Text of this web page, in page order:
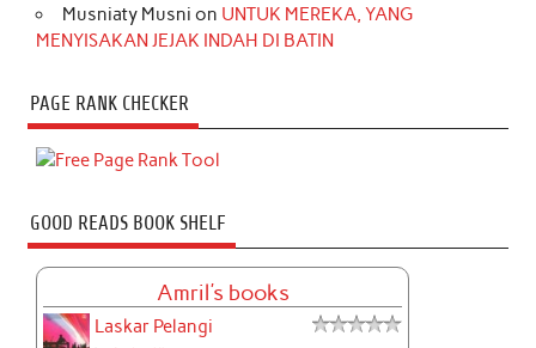
Musniaty Musni on UNTUK MEREKA, YANG
MENYISAKAN JEJAK INDAH DI BATIN
PAGE RANK CHECKER
GOOD READS BOOK SHELF
Amril's books
Laskar Pelangi